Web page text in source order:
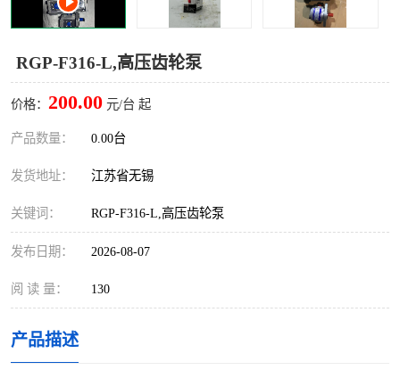
RGP-F316-L,高压齿轮泵
价格： 200.00 元/台 起
产品数量： 0.00台
发货地址： 江苏省无锡
关键词： RGP-F316-L,高压齿轮泵
发布日期： 2026-08-07
阅 读 量： 130
产品描述